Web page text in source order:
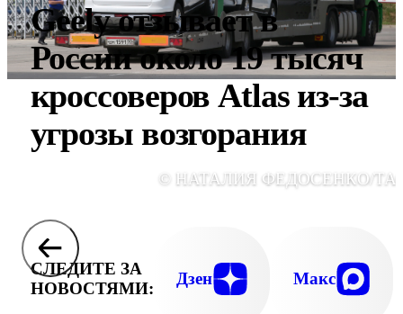
Geely отзывает в
России около 19 тысяч
кроссоверов Atlas из-за
угрозы возгорания
© НАТАЛИЯ ФЕДОСЕНКО/
СЛЕДИТЕ ЗА
НОВОСТЯМИ:
Дзен Макс